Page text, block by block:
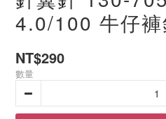
4.0/100 牛仔
NT$290
數量